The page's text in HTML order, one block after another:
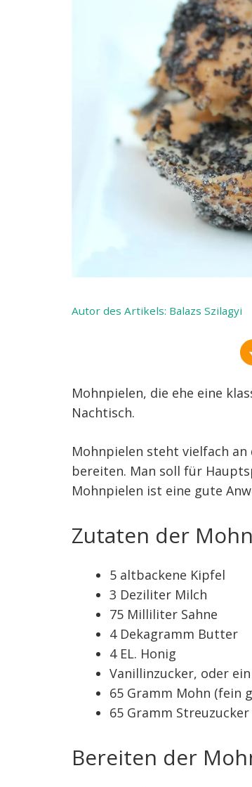
Autor des Artikels: Balazs Szilagyi
Mohnpielen, die ehe eine
Nachtisch.
Mohnpielen steht vielfach an
bereiten. Man soll für
Mohnpielen ist eine gute
Zutaten der
5 altbackene Kipfel
3 Deziliter Milch
75 Milliliter Sahne
4 Dekagramm Butter
4 EL. Honig
Vanillinzucker, oder
65 Gramm Mohn (fein
65 Gramm Streuzucker
Bereiten der